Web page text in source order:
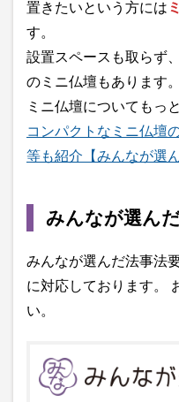
置きたいという方には
す。
設置スペースも取らず
のミニ仏壇もあります。
ミニ仏壇についてもっ
コンパクトなミニ仏壇
等も紹介【みんなが選
みんなが選ん
みんなが選んだ法事法
に対応しております。
い。